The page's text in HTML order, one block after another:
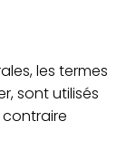
les termes
sont utilisés